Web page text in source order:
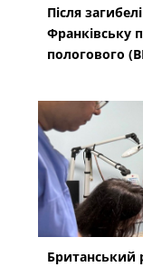
Після
Франківську
пологового
Британський